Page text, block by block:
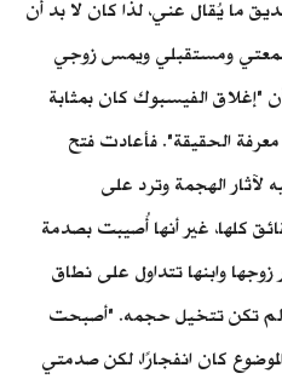
ما يُقال عني، لذا كان لا بد أن
ومستقبلي ويمس زوجي
"إغلاق الفيسبوك كان بمثابة
الحقيقة". فأعادت فتح
الهجمة وترد على
كلها، غير أنها أُصيبت بصدمة
وابنها تتداول على نطاق
لم تكن تتخيل حجمه. "أصبحت
كان انفجارًا، لكن صدمتي